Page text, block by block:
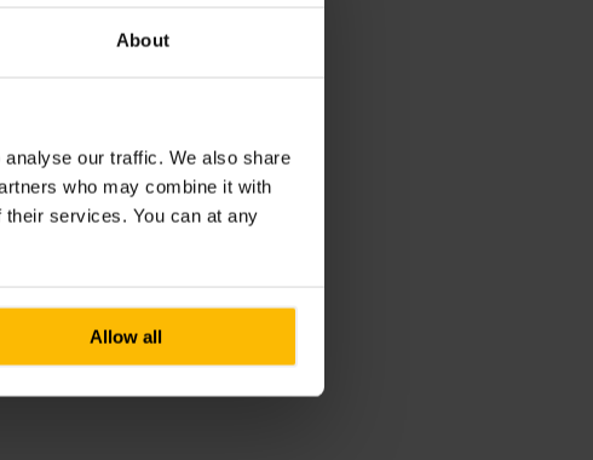
About
our traffic. We also share
who may combine it with
their services. You can at any
Allow all